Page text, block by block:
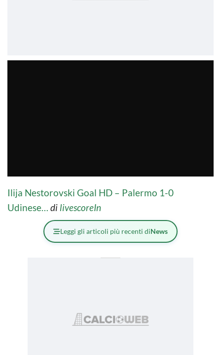
Ilija Nestorovski Goal HD – Palermo 1-0
Udinese… di livescoreIn
Leggi gli articoli più recenti diNews